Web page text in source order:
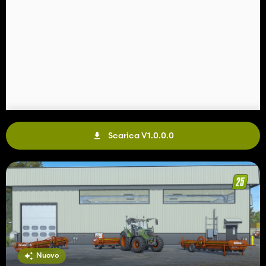
Design e selezione dei colori
Dx 24-60
Categoria: Sistemi di cinghie
Prezzo: $ 45.000
Peso: 1.700 chilogrammi
Capacità: 13.000 l
Design e selezione dei colori
Ventore4150
Categoria: Tecnologia della patata
Prezzo: $ 599.000
Scarica V1.0.0.0
Nuovo